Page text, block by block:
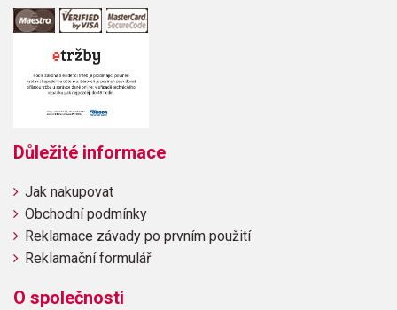
Důležité informace
Jak nakupovat
Obchodní podmínky
Reklamace závady po prvním použití
Reklamační formulář
O společnosti